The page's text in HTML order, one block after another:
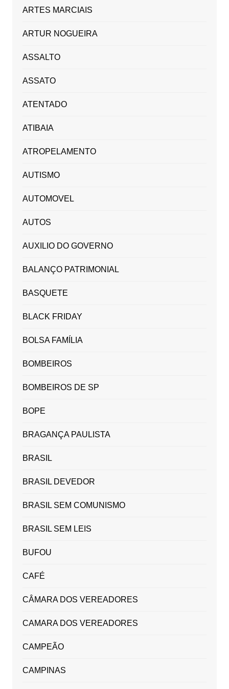
ARTES MARCIAIS
ARTUR NOGUEIRA
ASSALTO
ASSATO
ATENTADO
ATIBAIA
ATROPELAMENTO
AUTISMO
AUTOMOVEL
AUTOS
AUXILIO DO GOVERNO
BALANÇO PATRIMONIAL
BASQUETE
BLACK FRIDAY
BOLSA FAMÍLIA
BOMBEIROS
BOMBEIROS DE SP
BOPE
BRAGANÇA PAULISTA
BRASIL
BRASIL DEVEDOR
BRASIL SEM COMUNISMO
BRASIL SEM LEIS
BUFOU
CAFÉ
CÂMARA DOS VEREADORES
CAMARA DOS VEREADORES
CAMPEÃO
CAMPINAS